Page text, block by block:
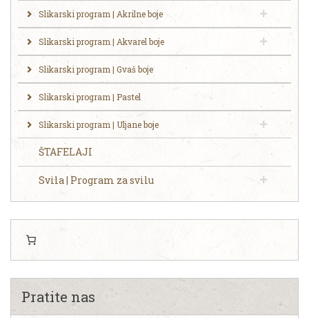
Slikarski program | Akrilne boje
Slikarski program | Akvarel boje
Slikarski program | Gvaš boje
Slikarski program | Pastel
Slikarski program | Uljane boje
ŠTAFELAJI
Svila | Program za svilu
Pratite nas